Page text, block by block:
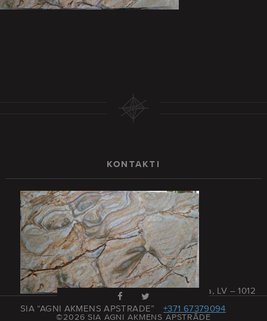
KONTAKTI
SIA “AGNI AKMENS APSTRĀDE”
Rīga, Latvija, LV – 1012
+371 67379094
©2026 SIA AGNI AKMENS APSTRĀDE